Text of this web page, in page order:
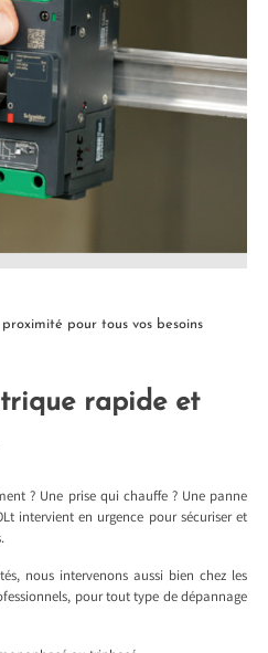
pour tous vos besoins
rapide et
? Une prise qui chauffe ? Une panne
intervient en urgence pour sécuriser et
nous intervenons aussi bien chez les
pour tout type de dépannage